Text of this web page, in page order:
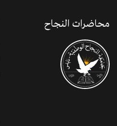
محاضرات النجاح